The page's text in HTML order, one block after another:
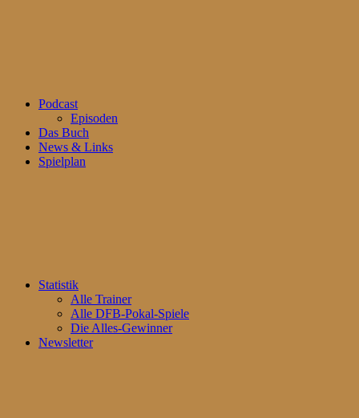
Podcast
Episoden
Das Buch
News & Links
Spielplan
Statistik
Alle Trainer
Alle DFB-Pokal-Spiele
Die Alles-Gewinner
Newsletter